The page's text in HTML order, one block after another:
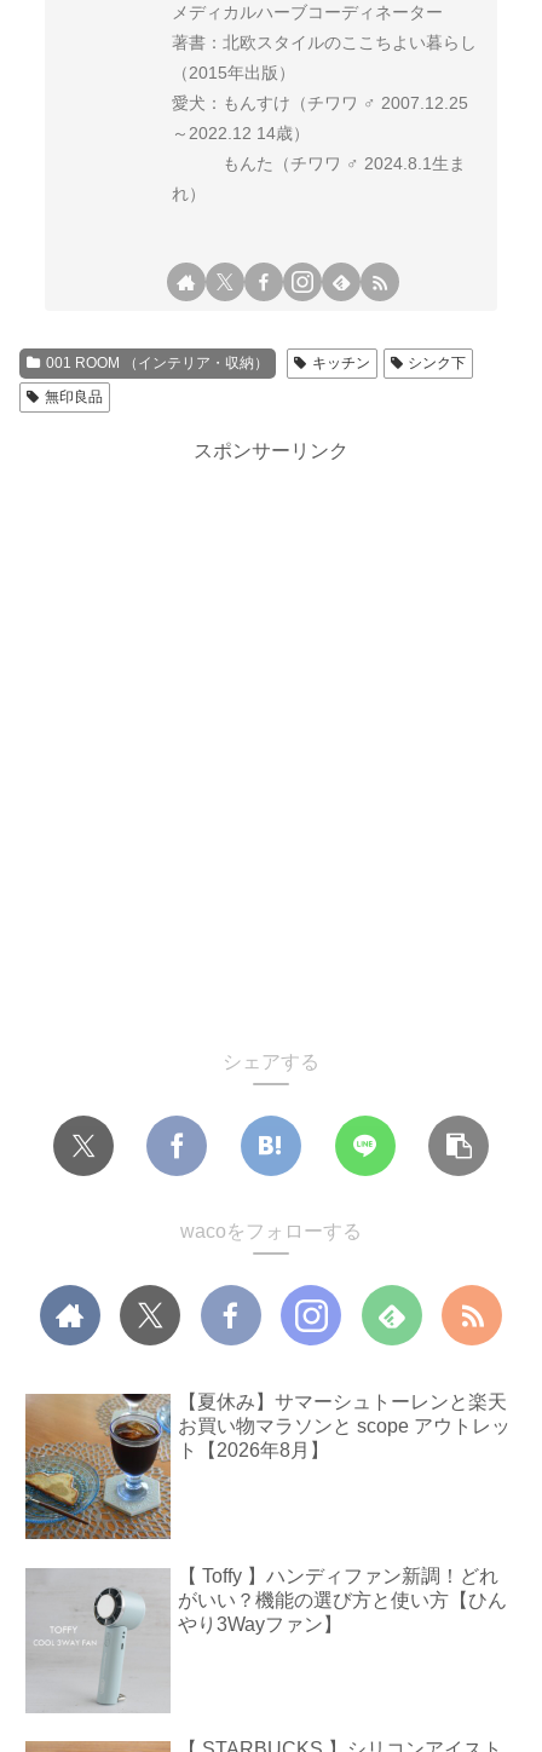
メディカルハーブコーディネーター
著書：北欧スタイルのここちよい暮らし
（2015年出版）
愛犬：もんすけ（チワワ ♂ 2007.12.25
～2022.12 14歳）
もんた（チワワ ♂ 2024.8.1生ま
れ）
001 ROOM （インテリア・収納） キッチン
シンク下
無印良品
スポンサーリンク
シェアする
wacoをフォローする
【夏休み】サマーシュトーレンと楽天
お買い物マラソンと scope アウトレッ
ト【2026年8月】
【 Toffy 】ハンディファン新調！どれ
がいい？機能の選び方と使い方【ひん
やり3Wayファン】